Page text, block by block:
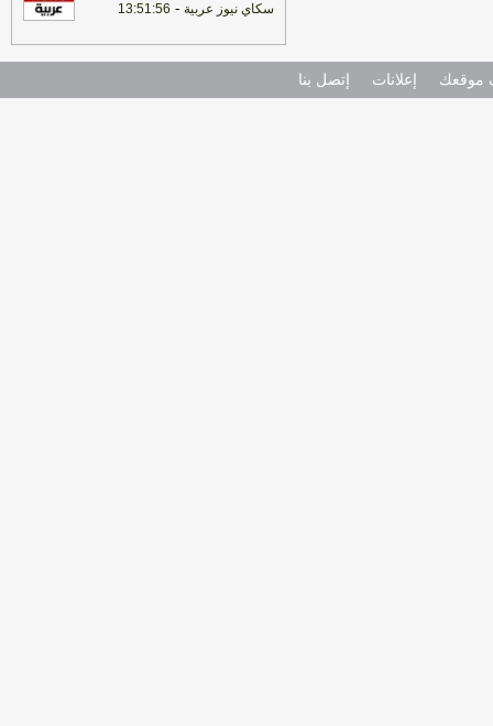
سكاي نيوز عربية -
13:51:56
موقعك إعلانات إتصل بنا